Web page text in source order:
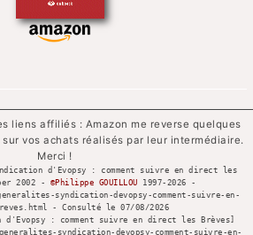
liens affiliés : Amazon me reverse quelques
vos achats réalisés par leur intermédiaire.
Merci !
d'Evopsy : comment suivre en direct les
2002 - ©Philippe GOUILLOU 1997-2026 -
syndication-devopsy-comment-suivre-en-
- Consulté le07/08/2026
: comment suivre en direct les Brèves]
syndication-devopsy-comment-suivre-en-